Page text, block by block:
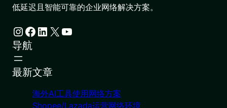
低延迟且智能可靠的企业网络解决方案。
Instagram Facebook LinkedIn X YouTube
导航
最新文章
海外AI工具使用网络方案
Shopee/Lazada运营网络环境